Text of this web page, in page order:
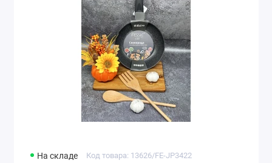
На складе Код товара: 13626/FE-JP3422